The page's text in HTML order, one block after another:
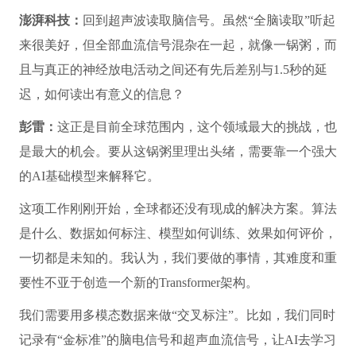
澎湃科技： 回到超声波读取脑信号。虽然“全脑读取”听起
来很美好，但全部血流信号混杂在一起，就像一锅粥，而
且与真正的神经放电活动之间还有先后差别与1.5秒的延
迟，如何读出有意义的信息？
彭雷： 这正是目前全球范围内，这个领域最大的挑战，也
是最大的机会。要从这锅粥里理出头绪，需要靠一个强大
的AI基础模型来解释它。
这项工作刚刚开始，全球都还没有现成的解决方案。算法
是什么、数据如何标注、模型如何训练、效果如何评价，
一切都是未知的。我认为，我们要做的事情，其难度和重
要性不亚于创造一个新的Transformer架构。
我们需要用多模态数据来做“交叉标注”。比如，我们同时
记录有“金标准”的脑电信号和超声血流信号，让AI去学习